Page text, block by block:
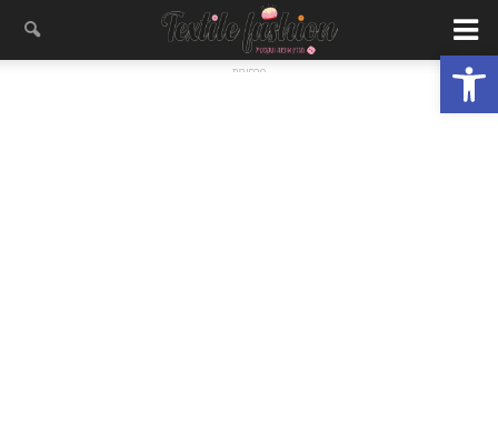
פתח סרגל נגישות - פרסומת -